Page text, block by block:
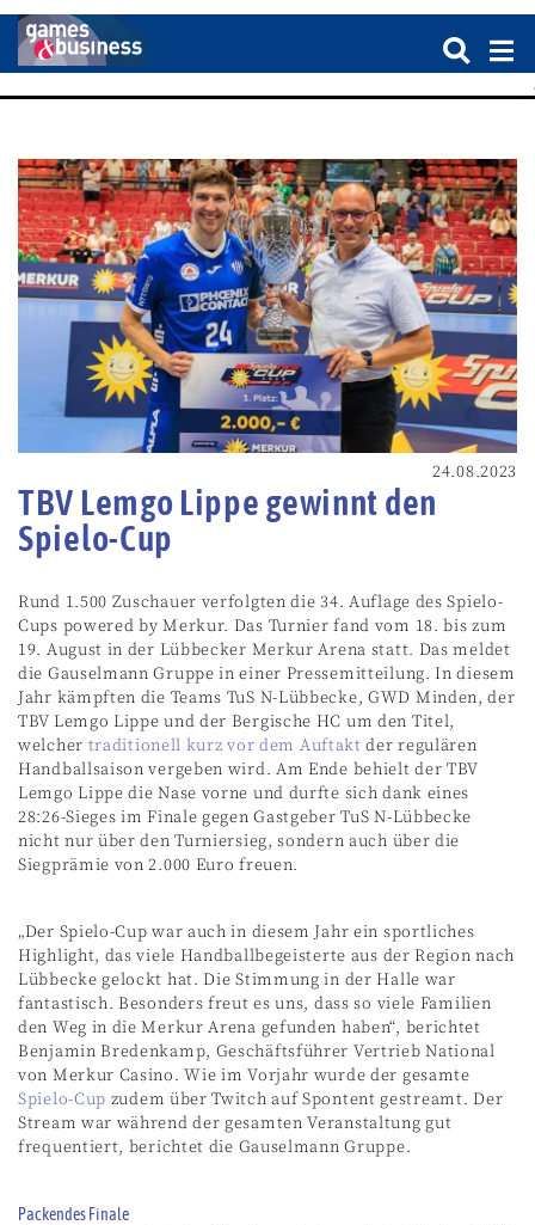
24.08.2023
TBV Lemgo Lippe gewinnt den
Spielo-Cup
Rund 1.500 Zuschauer verfolgten die 34. Auflage des Spielo-
Cups powered by Merkur. Das Turnier fand vom 18. bis zum
19. August in der Lübbecker Merkur Arena statt. Das meldet
die Gauselmann Gruppe in einer Pressemitteilung. In diesem
Jahr kämpften die Teams TuS N-Lübbecke, GWD Minden, der
TBV Lemgo Lippe und der Bergische HC um den Titel,
welcher traditionell kurz vor dem Auftakt der regulären
Handballsaison vergeben wird. Am Ende behielt der TBV
Lemgo Lippe die Nase vorne und durfte sich dank eines
28:26-Sieges im Finale gegen Gastgeber TuS N-Lübbecke
nicht nur über den Turniersieg, sondern auch über die
Siegprämie von 2.000 Euro freuen.
„Der Spielo-Cup war auch in diesem Jahr ein sportliches
Highlight, das viele Handballbegeisterte aus der Region nach
Lübbecke gelockt hat. Die Stimmung in der Halle war
fantastisch. Besonders freut es uns, dass so viele Familien
den Weg in die Merkur Arena gefunden haben“, berichtet
Benjamin Bredenkamp, Geschäftsführer Vertrieb National
von Merkur Casino. Wie im Vorjahr wurde der gesamte
Spielo-Cup zudem über Twitch auf Spontent gestreamt. Der
Stream war während der gesamten Veranstaltung gut
frequentiert, berichtet die Gauselmann Gruppe.
Packendes Finale